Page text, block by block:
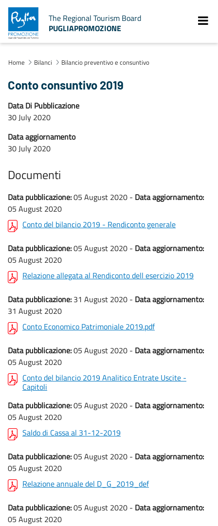
The Regional Tourism Board
PUGLIAPROMOZIONE
Home Bilanci Bilancio preventivo e consuntivo
Conto consuntivo 2019
Data Di Pubblicazione
30 July 2020
Data aggiornamento
30 July 2020
Documenti
Data pubblicazione:05 August 2020 - Data aggiornamento:
05 August 2020
Conto del bilancio 2019 - Rendiconto generale
Data pubblicazione:05 August 2020 - Data aggiornamento:
05 August 2020
Relazione allegata al Rendiconto dell esercizio 2019
Data pubblicazione: 31 August 2020 - Data aggiornamento:
31 August 2020
Conto Economico Patrimoniale 2019.pdf
Data pubblicazione:05 August 2020 - Data aggiornamento:
05 August 2020
Conto del bilancio 2019 Analitico Entrate Uscite -
Capitoli
Data pubblicazione:05 August 2020 - Data aggiornamento:
05 August 2020
Saldo di Cassa al 31-12-2019
Data pubblicazione:05 August 2020 - Data aggiornamento:
05 August 2020
Relazione annuale del D_G_2019_def
Data pubblicazione:05 August 2020 - Data aggiornamento:
05 August 2020